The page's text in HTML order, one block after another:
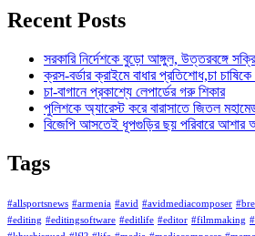
Recent Posts
সরকারি নির্দেশকে বুড়ো আঙ্গুল, উত্তরবঙ্গে
ক্রস-বর্ডার ক্রাইমে বাধার প্রতিশোধ,চা
চা-বাগানে প্রকাশ্যে লেপার্ডের গরু শিকার
পুলিশকে অ্যারেস্ট করে বারাসাতে জিতল
বিজেপি আসতেই ধূপগুড়ির ছয় পরিবারে
Tags
#allsportsnews #armenia #avid #avidmediacomposer
#editing #editingsoftware #editlife #editor #filmmaking